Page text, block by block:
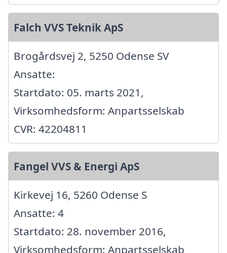
Falch VVS Teknik ApS
Brogårdsvej 2, 5250 Odense SV
Ansatte:
Startdato: 05. marts 2021,
Virksomhedsform: Anpartsselskab
CVR: 42204811
Fangel VVS & Energi ApS
Kirkevej 16, 5260 Odense S
Ansatte: 4
Startdato: 28. november 2016,
Virksomhedsform: Anpartsselskab